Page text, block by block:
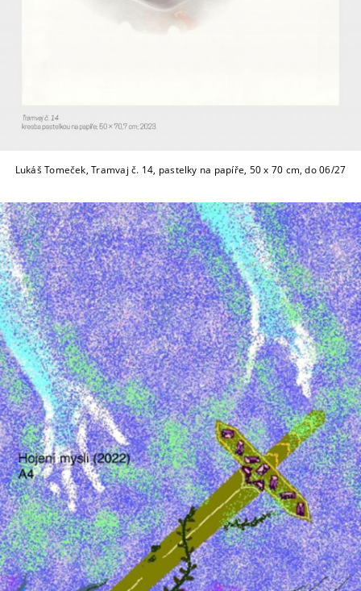
Lukáš Tomeček, Tramvaj č. 14, pastelky na papíře, 50 x 70 cm, do 06/27